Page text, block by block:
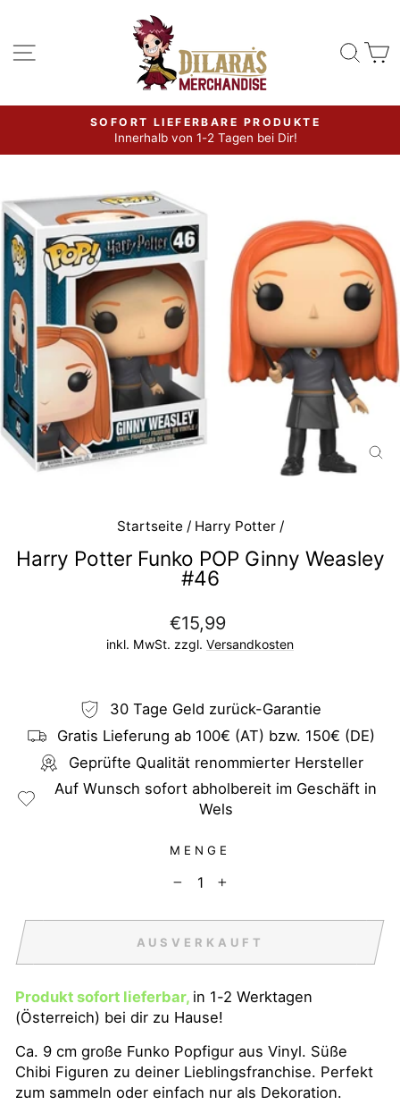
Inhalt Seitennavigation
Pause
SOFORT LIEFERBARE PRODUKTE
Innerhalb von 1-2 Tagen bei Dir!
Startseite / Harry Potter /
Harry Potter Funko POP Ginny Weasley
#46
Normaler
Preis
€15,99
inkl. MwSt. zzgl. Versandkosten
30 Tage Geld zurück-Garantie
Gratis Lieferung ab 100€ (AT) bzw. 150€ (DE)
Geprüfte Qualität renommierter Hersteller
Auf Wunsch sofort abholbereit im Geschäft in
Wels
MENGE
+
AUSVERKAUFT
Produkt sofort lieferbar, in 1-2 Werktagen
(Österreich) bei dir zu Hause!
Ca. 9 cm große Funko Popfigur aus Vinyl. Süße
Chibi Figuren zu deiner Lieblingsfranchise. Perfekt
zum sammeln oder einfach nur als Dekoration.